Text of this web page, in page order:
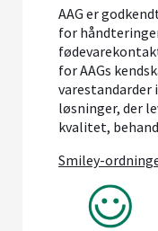
AAG er
for
for AAGs
varestandarder
løsninger, der
kvalitet,
Smiley-